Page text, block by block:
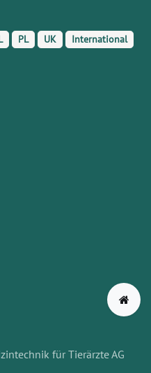
PL UK International
für Tierärzte AG